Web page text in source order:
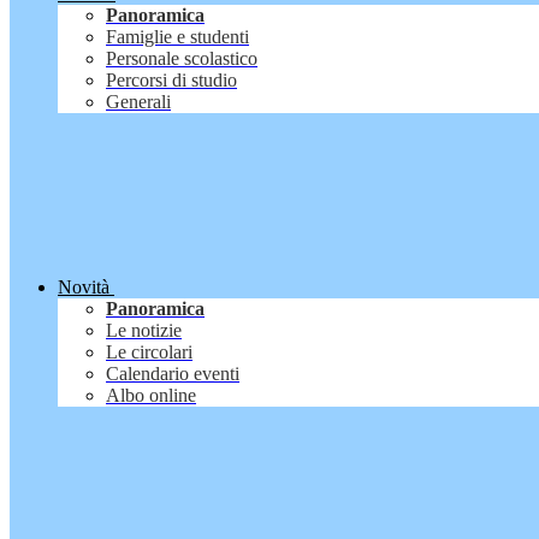
Panoramica
Famiglie e studenti
Personale scolastico
Percorsi di studio
Generali
Novità
Panoramica
Le notizie
Le circolari
Calendario eventi
Albo online